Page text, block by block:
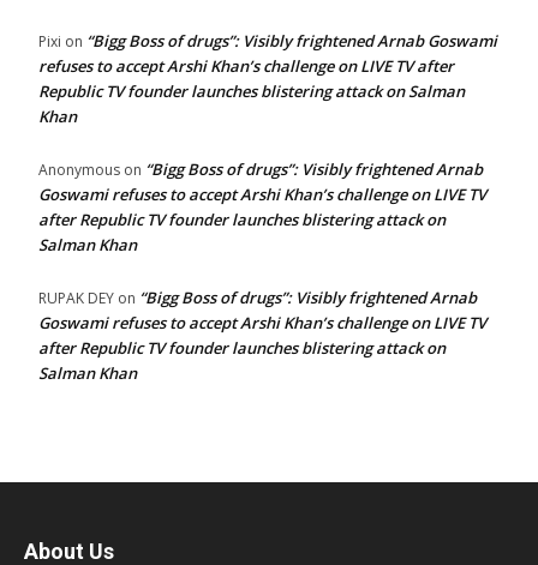
Pixi on “Bigg Boss of drugs”: Visibly frightened Arnab Goswami
refuses to accept Arshi Khan’s challenge on LIVE TV after
Republic TV founder launches blistering attack on Salman
Khan
Anonymous on “Bigg Boss of drugs”: Visibly frightened Arnab
Goswami refuses to accept Arshi Khan’s challenge on LIVE TV
after Republic TV founder launches blistering attack on
Salman Khan
RUPAK DEY on “Bigg Boss of drugs”: Visibly frightened Arnab
Goswami refuses to accept Arshi Khan’s challenge on LIVE TV
after Republic TV founder launches blistering attack on
Salman Khan
About Us